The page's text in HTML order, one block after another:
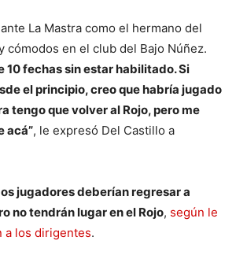
La Mastra como el hermano del
cómodos en el club del Bajo Núñez.
10 fechas sin estar habilitado. Si
el principio, creo que habría jugado
tengo que volver al Rojo, pero me
acá”, le expresó Del Castillo a
jugadores deberían regresar a
no tendrán lugar en el Rojo, según le
a los dirigentes.